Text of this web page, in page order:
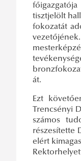
tisztjelölt
fokozatát
át.
Ezt
Trencsényi
számos
részesítette
elért